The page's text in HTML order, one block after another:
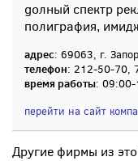
gолный спектр
полиграфия,
адрес: 69063, г.
телефон: 212-50-70,
время работы: 09:00-
перейти на сайт
Другие фирмы из